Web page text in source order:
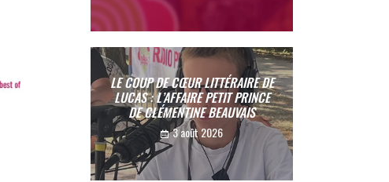
LE COUP DE CŒUR LITTÉRAIRE DE
LUCAS : L’AFFAIRE PETIT PRINCE
DE CLÉMENTINE BEAUVAIS
3 août 2026